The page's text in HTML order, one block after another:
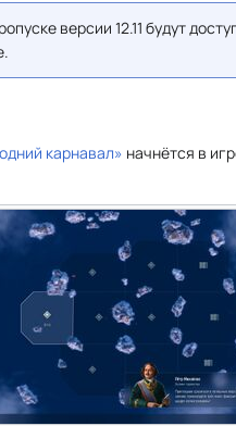
версии 12.11 будут
карнавал» начнётся в